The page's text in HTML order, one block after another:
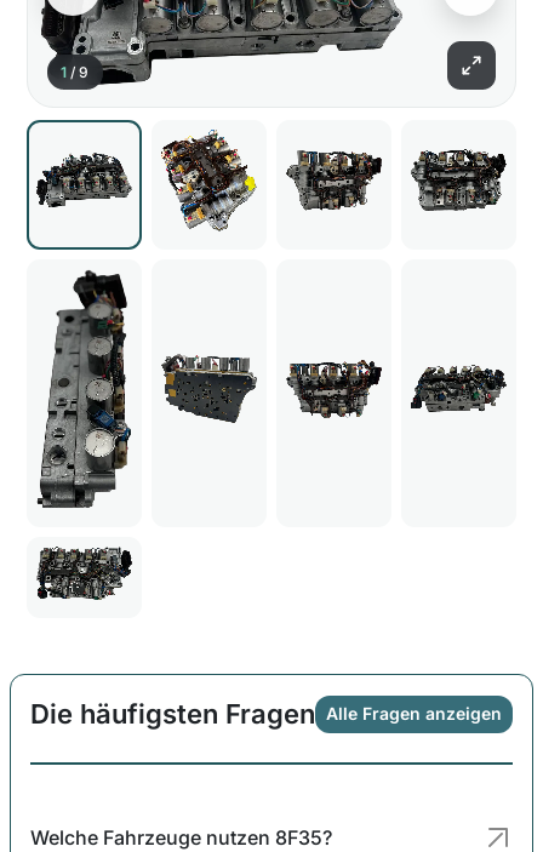
1 /9
Die häufigsten Fragen Alle Fragen anzeigen
Welche Fahrzeuge nutzen 8F35?